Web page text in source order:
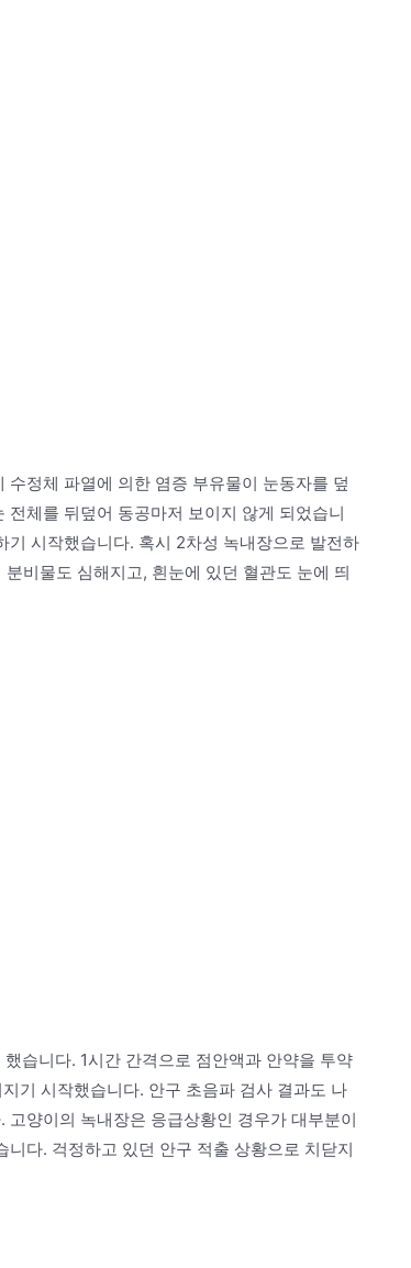
정체 파열에 의한 염증 부유물이 눈동자를 덮
체를 뒤덮어 동공마저 보이지 않게 되었습니
시작했습니다. 혹시 2차성 녹내장으로 발전하
비물도 심해지고, 흰눈에 있던 혈관도 눈에 띄
습니다. 1시간 간격으로 점안액과 안약을 투약
기 시작했습니다. 안구 초음파 검사 결과도 나
양이의 녹내장은 응급상황인 경우가 대부분이
다. 걱정하고 있던 안구 적출 상황으로 치닫지